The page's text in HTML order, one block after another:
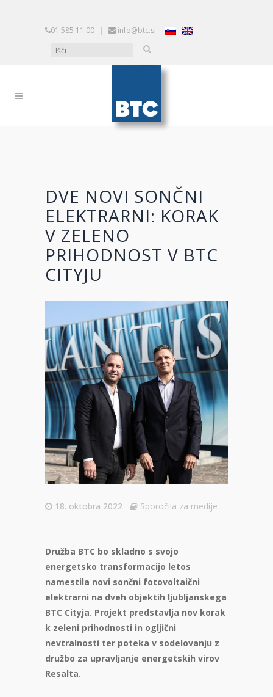
01 585 11 00 | info@btc.si
DVE NOVI SONČNI
ELEKTRARNI: KORAK
V ZELENO
PRIHODNOST V BTC
CITYJU
18. oktobra 2022 Sporočila za medije
Družba BTC bo skladno s svojo
energetsko transformacijo letos
namestila novi sončni fotovoltaični
elektrarni na dveh objektih ljubljanskega
BTC Cityja. Projekt predstavlja nov korak
k zeleni prihodnosti in ogljični
nevtralnosti ter poteka v sodelovanju z
družbo za upravljanje energetskih virov
Resalta.